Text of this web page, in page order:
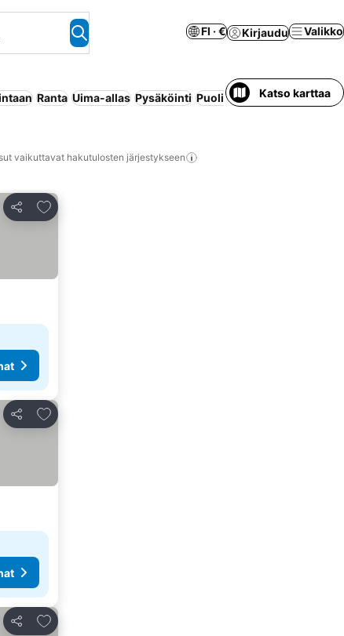
FI · € Kirjaudu Valikko
Ranta Uima-allas Pysäköinti Puolihoito Ilmastointi Wi-
Katso karttaa
vaikuttavat hakutulosten järjestykseen
Jaa
Lisää suosikkeihin
Jaa
Lisää suosikkeihin
Jaa
Lisää suosikkeihin